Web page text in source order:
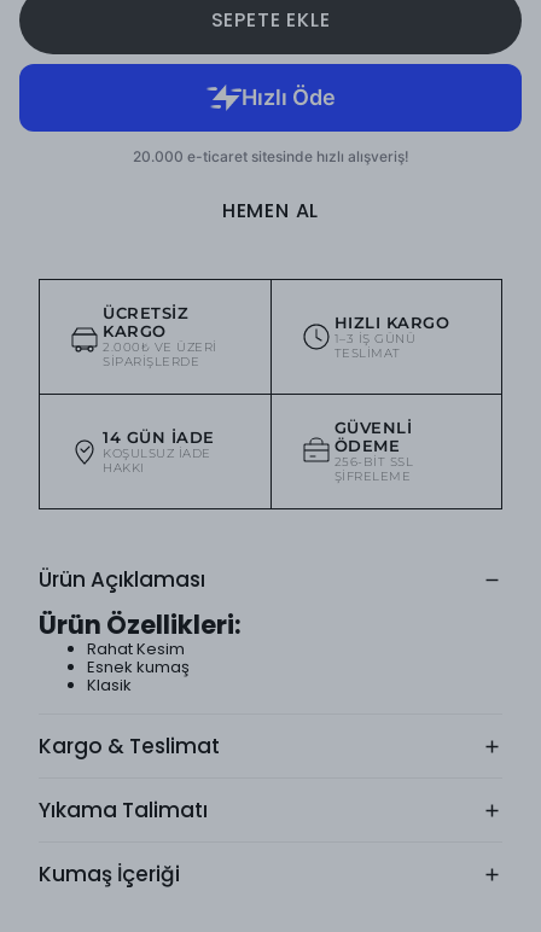
SEPETE EKLE
HEMEN AL
ÜCRETSIZ
KARGO
2.000₺ VE ÜZERI
SIPARIŞLERDE
HIZLI KARGO
1–3 IŞ GÜNÜ
TESLIMAT
14 GÜN İADE
KOŞULSUZ IADE
HAKKI
GÜVENLI
ÖDEME
256-BIT SSL
ŞIFRELEME
Ürün Açıklaması
Ürün Özellikleri:
Rahat Kesim
Esnek kumaş
Klasik
Kargo & Teslimat
Yıkama Talimatı
Kumaş İçeriği